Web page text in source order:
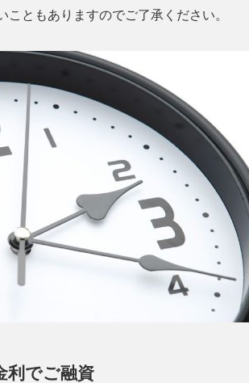
こともありますのでご了承ください。
利でご融資